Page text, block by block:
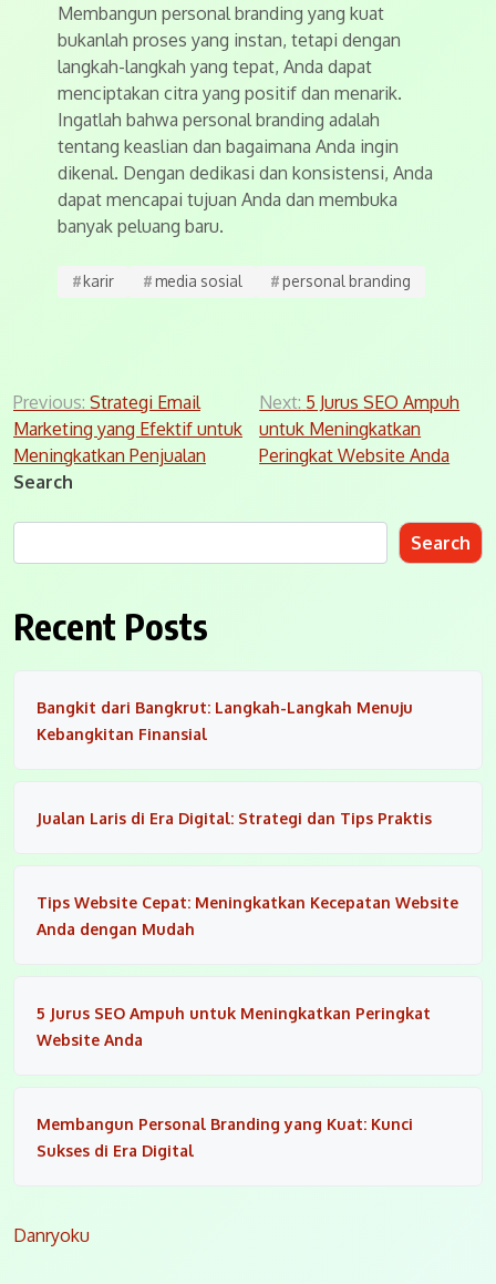
Membangun personal branding yang kuat
bukanlah proses yang instan, tetapi dengan
langkah-langkah yang tepat, Anda dapat
menciptakan citra yang positif dan menarik.
Ingatlah bahwa personal branding adalah
tentang keaslian dan bagaimana Anda ingin
dikenal. Dengan dedikasi dan konsistensi, Anda
dapat mencapai tujuan Anda dan membuka
banyak peluang baru.
#karir #media sosial #personal branding
Post
navigation
Previous: Strategi Email
Marketing yang Efektif untuk
Meningkatkan Penjualan
Next: 5 Jurus SEO Ampuh
untuk Meningkatkan
Peringkat Website Anda
Search
Search
Recent Posts
Bangkit dari Bangkrut: Langkah-Langkah Menuju
Kebangkitan Finansial
Jualan Laris di Era Digital: Strategi dan Tips Praktis
Tips Website Cepat: Meningkatkan Kecepatan Website
Anda dengan Mudah
5 Jurus SEO Ampuh untuk Meningkatkan Peringkat
Website Anda
Membangun Personal Branding yang Kuat: Kunci
Sukses di Era Digital
Danryoku